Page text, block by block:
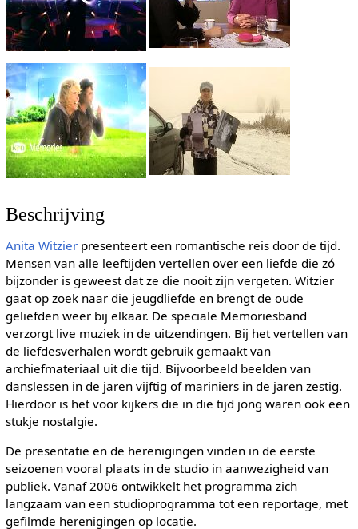
Beschrijving
Anita Witzierpresenteert een romantische reis door de tijd.
Mensen van alle leeftijden vertellen over een liefde die zó
bijzonder is geweest dat ze die nooit zijn vergeten. Witzier
gaat op zoek naar die jeugdliefde en brengt de oude
geliefden weer bij elkaar. De speciale Memoriesband
verzorgt live muziek in de uitzendingen. Bij het vertellen van
de liefdesverhalen wordt gebruik gemaakt van
archiefmateriaal uit die tijd. Bijvoorbeeld beelden van
danslessen in de jaren vijftig of mariniers in de jaren zestig.
Hierdoor is het voor kijkers die in die tijd jong waren ook een
stukje nostalgie.
De presentatie en de herenigingen vinden in de eerste
seizoenen vooral plaats in de studio in aanwezigheid van
publiek. Vanaf 2006 ontwikkelt het programma zich
langzaam van een studioprogramma tot een reportage, met
gefilmde herenigingen op locatie.